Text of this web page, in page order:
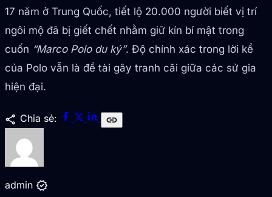
17 năm ở Trung Quốc, tiết lộ 20.000 người biết vị trí
ngôi mộ đã bị giết chết nhằm giữ kín bí mật trong
cuốn “Marco Polo du ký”. Độ chính xác trong lời kể
của Polo vẫn là đề tài gây tranh cãi giữa các sử gia
hiện đại.
share Chia sẻ: link
admin verified